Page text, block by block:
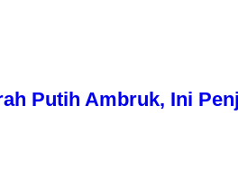
Putih Ambruk, Ini